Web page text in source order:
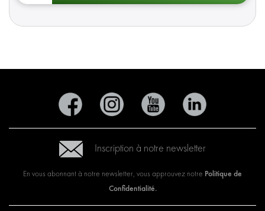
Inscription à notre newsletter
En vous abonnant à notre newsletter, vous approuvez notre Politique de
Confidentialité.